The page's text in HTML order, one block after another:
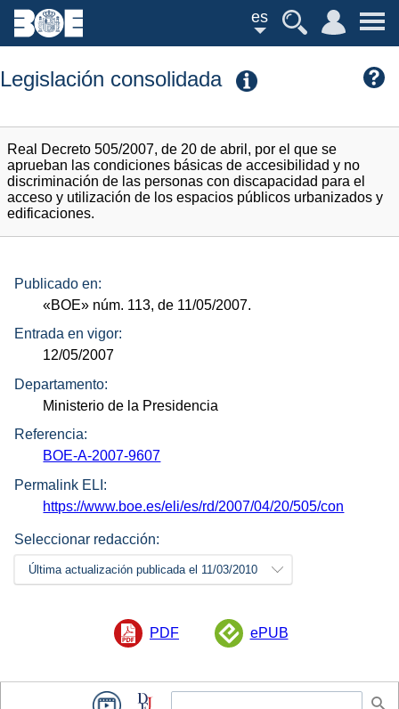
es
Legislación consolidada
Real Decreto 505/2007, de 20 de abril, por el que se
aprueban las condiciones básicas de accesibilidad y no
discriminación de las personas con discapacidad para el
acceso y utilización de los espacios públicos urbanizados y
edificaciones.
Publicado en:
«BOE» núm. 113, de 11/05/2007.
Entrada en vigor:
12/05/2007
Departamento:
Ministerio de la Presidencia
Referencia:
BOE-A-2007-9607
Permalink ELI:
https://www.boe.es/eli/es/rd/2007/04/20/505/con
Seleccionar redacción:
Última actualización publicada el 11/03/2010
PDF ePUB